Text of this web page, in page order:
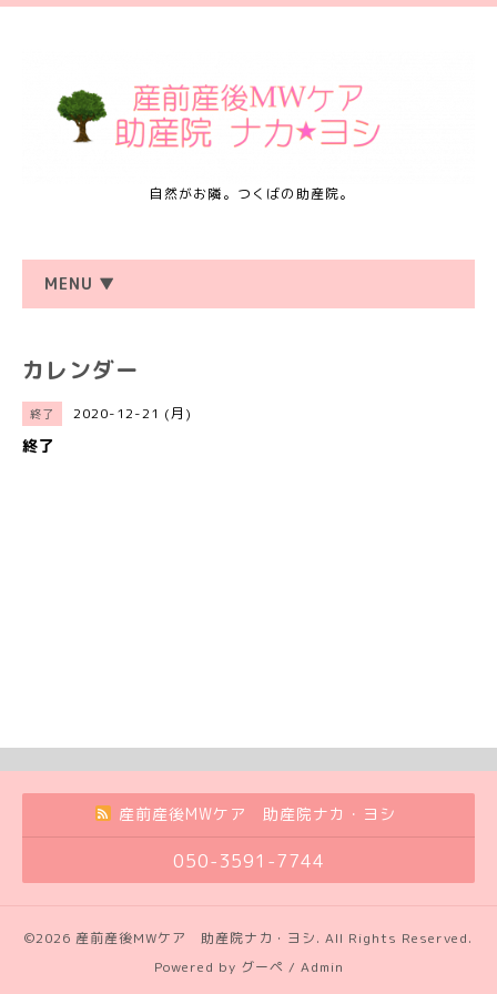
自然がお隣。つくばの助産院。
MENU ▼
カレンダー
終了 2020-12-21 (月)
終了
産前産後MWケア 助産院ナカ・ヨシ
050-3591-7744
©2026 産前産後MWケア 助産院ナカ・ヨシ. All Rights Reserved.
Powered by グーペ / Admin